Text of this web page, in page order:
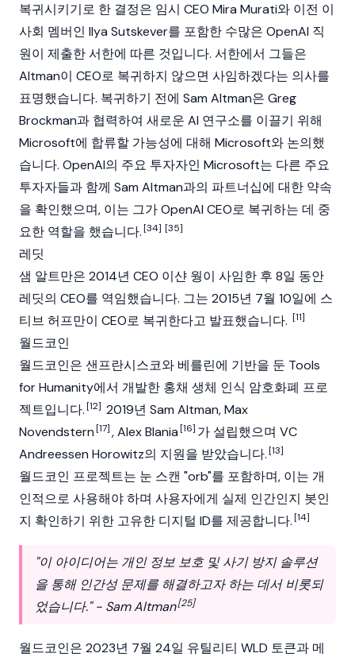
복귀시키기로 한 결정은 임시 CEO Mira Murati와 이전 이
사회 멤버인 Ilya Sutskever를 포함한 수많은 OpenAI 직
원이 제출한 서한에 따른 것입니다. 서한에서 그들은
Altman이 CEO로 복귀하지 않으면 사임하겠다는 의사를
표명했습니다. 복귀하기 전에 Sam Altman은 Greg
Brockman과 협력하여 새로운 AI 연구소를 이끌기 위해
Microsoft에 합류할 가능성에 대해 Microsoft와 논의했
습니다. OpenAI의 주요 투자자인 Microsoft는 다른 주요
투자자들과 함께 Sam Altman과의 파트너십에 대한 약속
을 확인했으며, 이는 그가 OpenAI CEO로 복귀하는 데 중
요한 역할을 했습니다.[34] [35]
레딧
샘 알트만은 2014년 CEO 이샨 웡이 사임한 후 8일 동안
레딧의 CEO를 역임했습니다. 그는 2015년 7월 10일에 스
티브 허프만이 CEO로 복귀한다고 발표했습니다. [11]
월드코인
월드코인은 샌프란시스코와 베를린에 기반을 둔 Tools
for Humanity에서 개발한 홍채 생체 인식 암호화폐 프로
젝트입니다.[12] 2019년 Sam Altman, Max
Novendstern[17], Alex Blania[16] 가 설립했으며 VC
Andreessen Horowitz의 지원을 받았습니다.[13]
월드코인 프로젝트는 눈 스캔 "orb"를 포함하며, 이는 개
인적으로 사용해야 하며 사용자에게 실제 인간인지 봇인
지 확인하기 위한 고유한 디지털 ID를 제공합니다.[14]
"이 아이디어는 개인 정보 보호 및 사기 방지 솔루션
을 통해 인간성 문제를 해결하고자 하는 데서 비롯되
었습니다." - Sam Altman[25]
월드코인은 2023년 7월 24일 유틸리티 WLD 토큰과 메